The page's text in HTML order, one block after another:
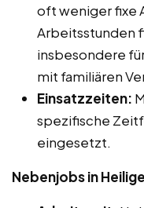
oft weniger fixe
Arbeitsstunden
insbesondere
mit familiären
Einsatzzeiten:
spezifische
eingesetzt.
Nebenjobs in